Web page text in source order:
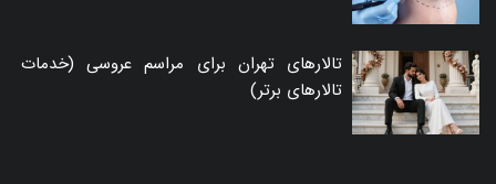
تالارهای تهران برای مراسم عروسی (خدمات
تالارهای برتر)